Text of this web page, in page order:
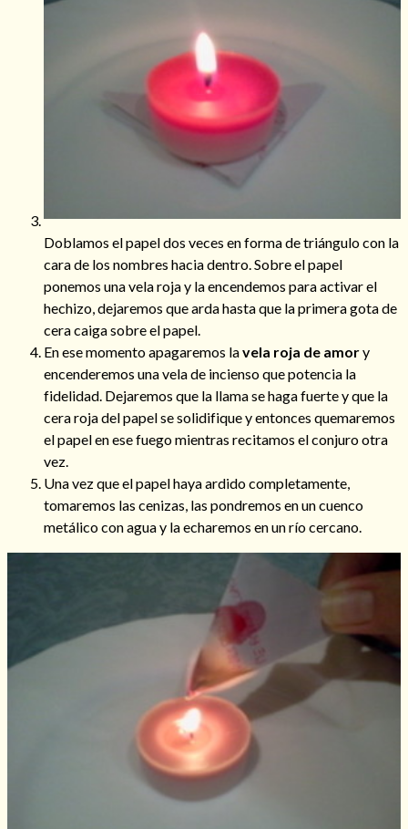
Doblamos el papel dos veces en forma de triángulo con la
cara de los nombres hacia dentro. Sobre el papel
ponemos una vela roja y la encendemos para activar el
hechizo, dejaremos que arda hasta que la primera gota de
cera caiga sobre el papel.
En ese momento apagaremos lavela roja de amory
encenderemos una vela de incienso que potencia la
fidelidad. Dejaremos que la llama se haga fuerte y que la
cera roja del papel se solidifique y entonces quemaremos
el papel en ese fuego mientras recitamos el conjuro otra
vez.
Una vez que el papel haya ardido completamente,
tomaremos las cenizas, las pondremos en un cuenco
metálico con agua y la echaremos en un río cercano.